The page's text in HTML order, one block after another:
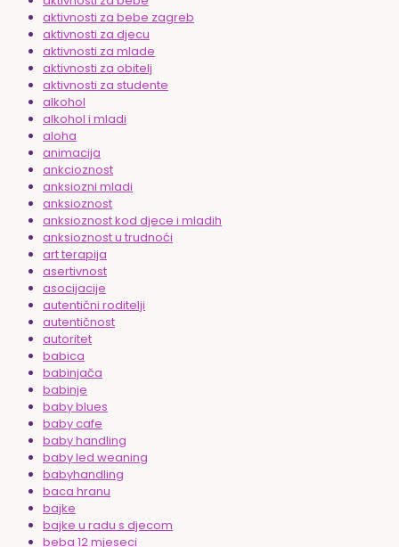
aktivnosti za bebe zagreb
aktivnosti za djecu
aktivnosti za mlade
aktivnosti za obitelj
aktivnosti za studente
alkohol
alkohol i mladi
aloha
animacija
ankcioznost
anksiozni mladi
anksioznost
anksioznost kod djece i mladih
anksioznost u trudnoći
art terapija
asertivnost
asocijacije
autentični roditelji
autentičnost
autoritet
babica
babinjača
babinje
baby blues
baby cafe
baby handling
baby led weaning
babyhandling
baca hranu
bajke
bajke u radu s djecom
beba 12 mjeseci